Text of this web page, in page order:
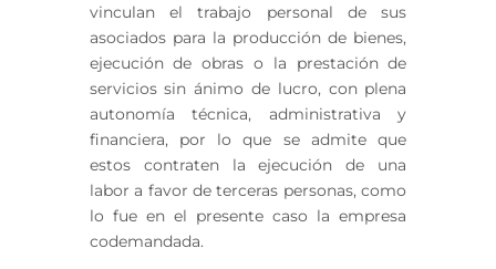
vinculan el trabajo personal de sus
asociados para la producción de bienes,
ejecución de obras o la prestación de
servicios sin ánimo de lucro, con plena
autonomía técnica, administrativa y
financiera, por lo que se admite que
estos contraten la ejecución de una
labor a favor de terceras personas, como
lo fue en el presente caso la empresa
codemandada.